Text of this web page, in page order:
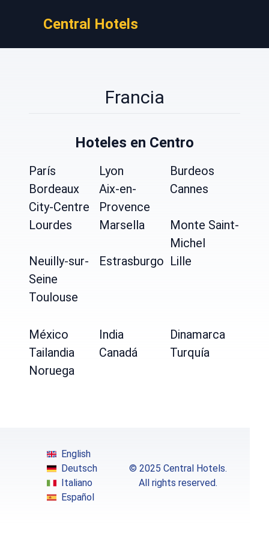
Central Hotels
Francia
Hoteles en Centro
París Lyon
Burdeos
Bordeaux
City-Centre
Aix-en-
Provence
Cannes
Lourdes Marsella
Monte Saint-
Michel
Neuilly-sur-
Seine
Estrasburgo Lille
Toulouse
México India
Dinamarca
Tailandia
Canadá
Turquía
Noruega
English
Deutsch
Italiano
Español
© 2025 Central Hotels.
All rights reserved.